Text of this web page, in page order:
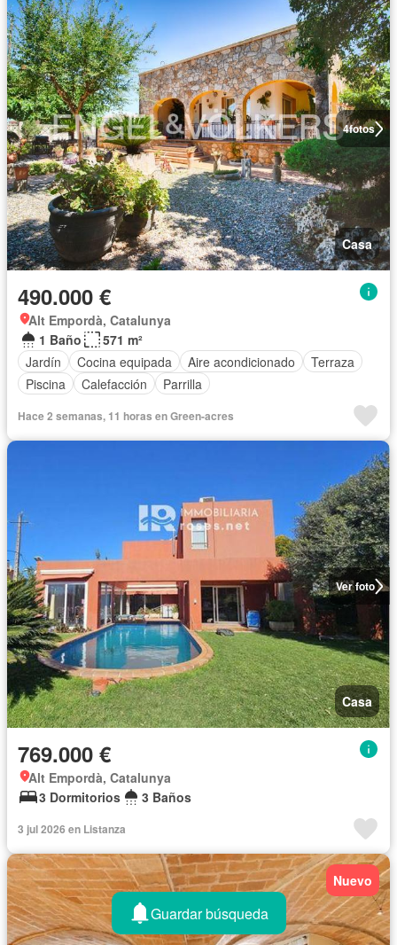
4fotos
Casa
490.000 €
Alt Empordà, Catalunya
1 Baño
571 m²
Jardín
Cocina equipada Aire acondicionado
Terraza
Piscina
Calefacción Parrilla
Hace 2 semanas, 11 horas en Green-acres
Ver foto
Casa
769.000 €
Alt Empordà, Catalunya
3 Dormitorios
3 Baños
3 jul 2026 en Listanza
Nuevo
Guardar búsqueda